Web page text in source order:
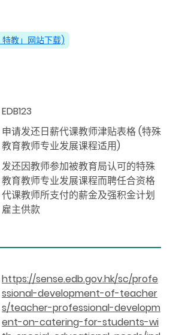
教」网站下载)
EDB123
申请发还日薪代课教师津贴表格 (特殊
教育教师专业发展课程适用)
发还因教师参加被教育局认可的特殊
教育教师专业发展课程而聘任合资格
代课教师所支付的薪金及强积金计划
雇主供款
https://sense.edb.gov.hk/sc/profe
ssional-development-of-teacher
s/teacher-professional-developm
ent-on-catering-for-students-wi